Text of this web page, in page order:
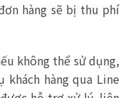
hàng sẽ bị thu phí
không thể sử dụng,
hàng qua Line